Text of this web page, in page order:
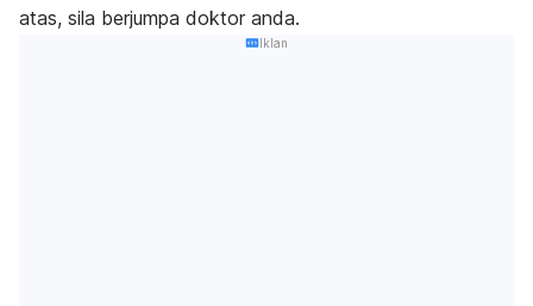
atas, sila berjumpa doktor anda.
Iklan